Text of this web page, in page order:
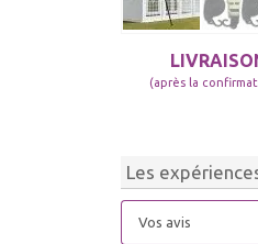
(après la
Les
Vos avis